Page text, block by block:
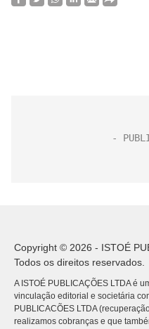
Copyright © 2026 - ISTOÉ
Todos os direitos reservados.
A ISTOÉ PUBLICAÇÕES LTDA é
vinculação editorial e societária
PUBLICACÕES LTDA
realizamos cobranças e que